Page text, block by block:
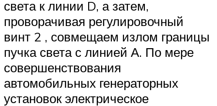
света к линии D, а затем,
проворачивая регулировочный
винт 2 , совмещаем излом границы
пучка света с линией А. По мере
совершенствования
автомобильных генераторных
установок электрическое